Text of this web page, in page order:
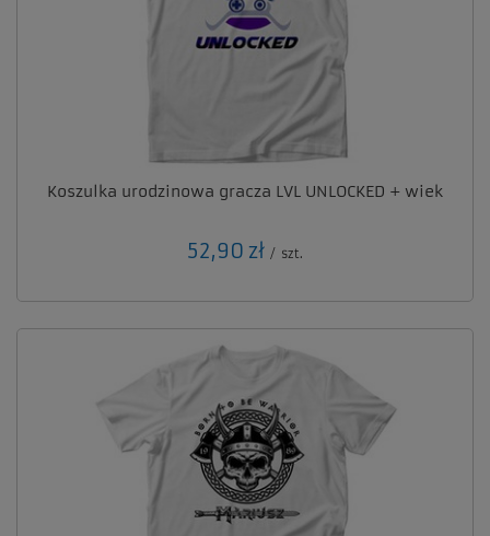
Koszulka urodzinowa gracza LVL UNLOCKED + wiek
52,90 zł / szt.